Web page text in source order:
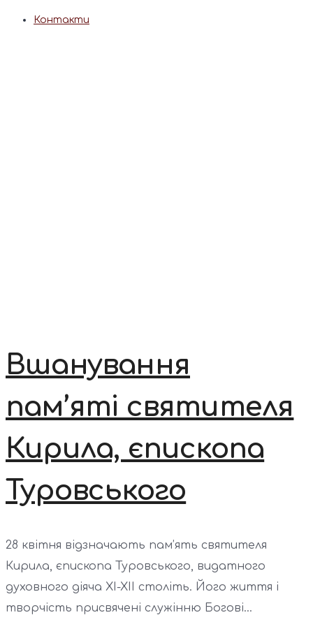
Контакти
Вшанування
пам’яті святителя
Кирила, єпископа
Туровського
28 квітня відзначають пам’ять святителя
Кирила, єпископа Туровського, видатного
духовного діяча XI-XII століть. Його життя і
творчість присвячені служінню Богові...